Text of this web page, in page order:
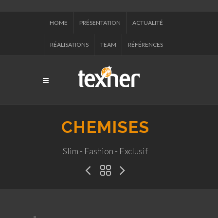
HOME PRÉSENTATION ACTUALITÉ
RÉALISATIONS TEAM RÉFÉRENCES
CHEMISES
Slim - Fashion - Exclusif